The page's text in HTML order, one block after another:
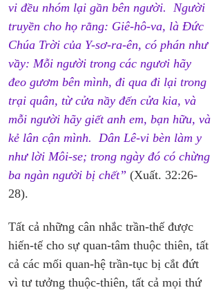
vi đều nhóm lại gần bên người.  Người
truyền cho họ rằng: Giê-hô-va, là Đức
Chúa Trời của Y-sơ-ra-ên, có phán như
vầy: Mỗi người trong các ngươi hãy
đeo gươm bên mình, đi qua đi lại trong
trại quân, từ cửa nầy đến cửa kia, và
mỗi người hãy giết anh em, bạn hữu, và
kẻ lân cận mình.  Dân Lê-vi bèn làm y
như lời Môi-se; trong ngày đó có chừng
ba ngàn người bị chết” (Xuất. 32:26-
28).
Tất cả những cân nhắc trần-thế được
hiến-tế cho sự quan-tâm thuộc thiên, tất
cả các mối quan-hệ trần-tục bị cắt đứt
vì tư tưởng thuộc-thiên, tất cả mọi thứ